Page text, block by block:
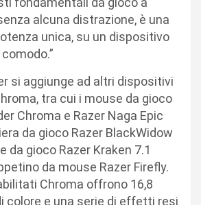
alcuna distrazione, è una
unica, su un dispositivo
si aggiunge ad altri dispositivi
tra cui i mouse da gioco
Chroma e Razer Naga Epic
da gioco Razer BlackWidow
da gioco Razer Kraken 7.1
da mouse Razer Firefly.
Chroma offrono 16,8
colore e una serie di effetti resi